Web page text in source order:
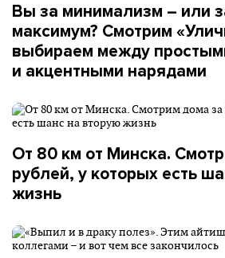
Вы за минимализм – или
максимум? Смотрим
выбираем между
и акцентными нарядами
От 80 км от Минска.
рублей, у которых есть
жизнь